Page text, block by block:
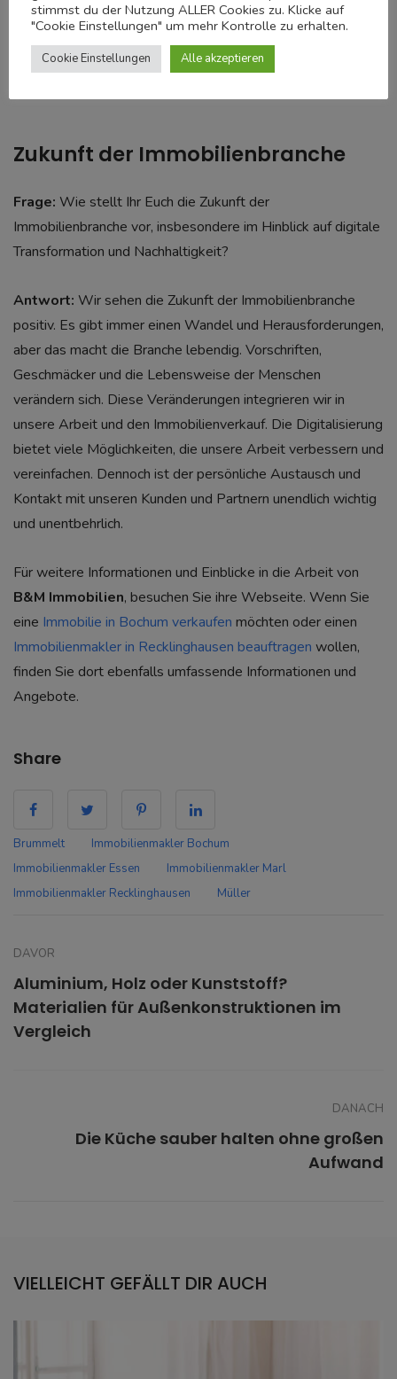
Zukunft der Immobilienbranche
Frage: Wie stellt Ihr Euch die Zukunft der
Immobilienbranche vor, insbesondere im Hinblick auf digitale
Transformation und Nachhaltigkeit?
Antwort: Wir sehen die Zukunft der Immobilienbranche
positiv. Es gibt immer einen Wandel und Herausforderungen,
aber das macht die Branche lebendig. Vorschriften,
Geschmäcker und die Lebensweise der Menschen
verändern sich. Diese Veränderungen integrieren wir in
unsere Arbeit und den Immobilienverkauf. Die Digitalisierung
bietet viele Möglichkeiten, die unsere Arbeit verbessern und
vereinfachen. Dennoch ist der persönliche Austausch und
Kontakt mit unseren Kunden und Partnern unendlich wichtig
und unentbehrlich.
Für weitere Informationen und Einblicke in die Arbeit von
B&M Immobilien, besuchen Sie ihre Webseite. Wenn Sie
eine Immobilie in Bochum verkaufen möchten oder einen
Immobilienmaklerin Recklinghausen beauftragen wollen,
finden Sie dort ebenfalls umfassende Informationen und
Angebote.
Share
Brummelt
Immobilienmakler Bochum
Immobilienmakler Essen
Immobilienmakler Marl
Immobilienmakler Recklinghausen
Müller
DAVOR
Aluminium, Holz oder Kunststoff?
Materialien für Außenkonstruktionen im
Vergleich
DANACH
Die Küche sauber halten ohne großen
Aufwand
VIELLEICHT GEFÄLLT DIR AUCH
stimmst du der Nutzung ALLER Cookies zu. Klicke auf
"Cookie Einstellungen" um mehr Kontrolle zu erhalten.
Cookie Einstellungen Alle akzeptieren